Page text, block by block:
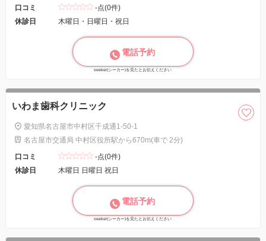
口コミ
-点(0件)
休診日
木曜日・日曜日・祝日
電話予約
seeker(シーカー)を見たとお伝えください
いわま歯科クリニック
愛知県名古屋市中村区千成通1-50-1
名古屋市交通局 中村区役所駅から670m(車で 2分)
口コミ
-点(0件)
休診日
木曜日 日曜日 祝日
電話予約
seeker(シーカー)を見たとお伝えください